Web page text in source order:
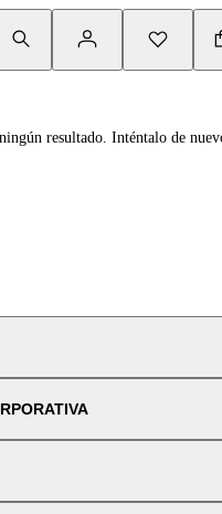
resultado. Inténtalo de